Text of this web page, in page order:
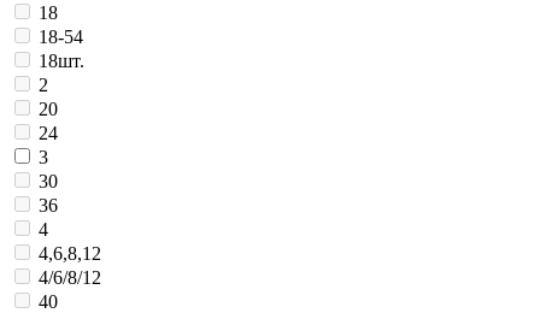
18
18-54
18шт.
2
20
24
3
30
36
4
4,6,8,12
4/6/8/12
40